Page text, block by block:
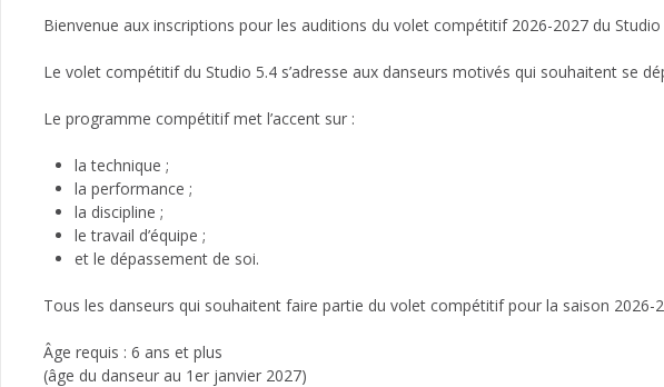
Bienvenue aux inscriptions pour les auditions du volet compétitif 2026-2027 du Studio
Le volet compétitif du Studio 5.4 s’adresse aux danseurs motivés qui souhaitent se
Le programme compétitif met l’accent sur :
la technique ;
la performance ;
la discipline ;
le travail d’équipe ;
et le dépassement de soi.
Tous les danseurs qui souhaitent faire partie du volet compétitif pour la saison 2026-
Âge requis : 6 ans et plus
(âge du danseur au 1er janvier 2027)